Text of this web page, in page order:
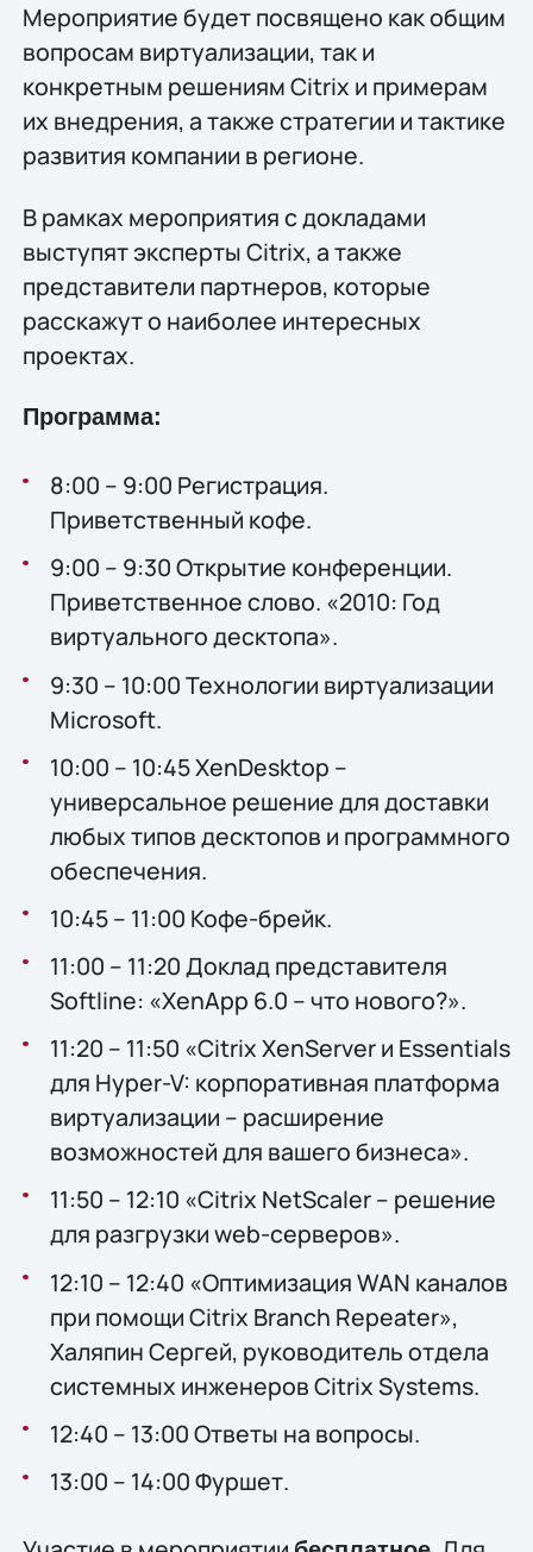
Мероприятие будет посвящено как общим
вопросам виртуализации, так и
конкретным решениям Citrix и примерам
их внедрения, а также стратегии и тактике
развития компании в регионе.
В рамках мероприятия с докладами
выступят эксперты Citrix, а также
представители партнеров, которые
расскажут о наиболее интересных
проектах.
Программа:
8:00 – 9:00 Регистрация.
Приветственный кофе.
9:00 – 9:30 Открытие конференции.
Приветственное слово. «2010: Год
виртуального десктопа».
9:30 – 10:00 Технологии виртуализации
Microsoft.
10:00 – 10:45 XenDesktop –
универсальное решение для доставки
любых типов десктопов и программного
обеспечения.
10:45 – 11:00 Кофе-брейк.
11:00 – 11:20 Доклад представителя
Softline: «XenApp 6.0 – что нового?».
11:20 – 11:50 «Citrix XenServer и Essentials
для Hyper-V: корпоративная платформа
виртуализации – расширение
возможностей для вашего бизнеса».
11:50 – 12:10 «Citrix NetScaler – решение
для разгрузки web-серверов».
12:10 – 12:40 «Оптимизация WAN каналов
при помощи Citrix Branch Repeater»,
Халяпин Сергей, руководитель отдела
системных инженеров Citrix Systems.
12:40 – 13:00 Ответы на вопросы.
13:00 – 14:00 Фуршет.